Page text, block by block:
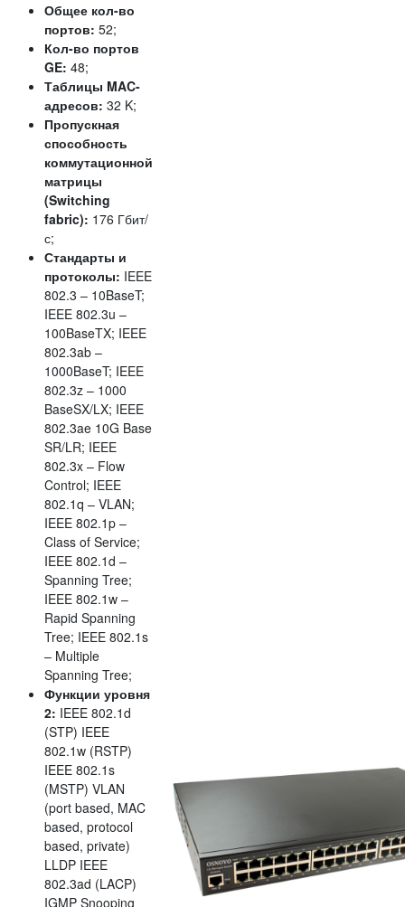
Общее кол-во
портов: 52;
Кол-во портов
GE: 48;
Таблицы MAC-
адресов: 32 K;
Пропускная
способность
коммутационной
матрицы
(Switching
fabric): 176 Гбит/
с;
Стандарты и
протоколы: IEEE
802.3 – 10BaseT;
IEEE 802.3u –
100BaseTX; IEEE
802.3ab –
1000BaseT; IEEE
802.3z – 1000
BaseSX/LX; IEEE
802.3ae 10G Base
SR/LR; IEEE
802.3x – Flow
Control; IEEE
802.1q – VLAN;
IEEE 802.1p –
Class of Service;
IEEE 802.1d –
Spanning Tree;
IEEE 802.1w –
Rapid Spanning
Tree; IEEE 802.1s
– Multiple
Spanning Tree;
Функции уровня
2: IEEE 802.1d
(STP) IEEE
802.1w (RSTP)
IEEE 802.1s
(MSTP) VLAN
(port based, MAC
based, protocol
based, private)
LLDP IEEE
802.3ad (LACP)
IGMP Snooping